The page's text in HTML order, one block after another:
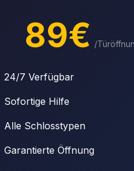
89€ /
24/7 Verfügbar
Sofortige Hilfe
Alle Schlosstypen
Garantierte Öffnung